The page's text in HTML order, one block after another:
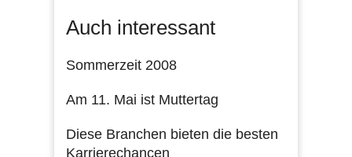
Auch interessant
Sommerzeit 2008
Am 11. Mai ist Muttertag
Diese Branchen bieten die besten
Karrierechancen